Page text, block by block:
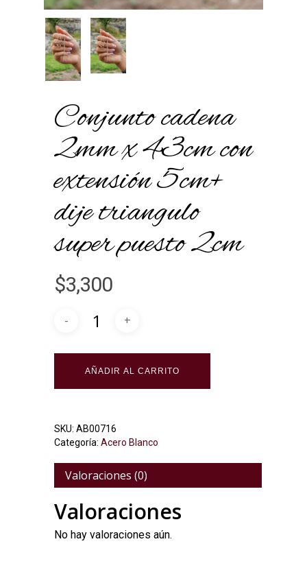
Conjunto cadena
2mm x 43cm con
extensión 5cm+
dije triangulo
super puesto 2cm
$3,300
AÑADIR AL CARRITO
SKU: AB00716
Categoría: Acero Blanco
Valoraciones (0)
Valoraciones
No hay valoraciones aún.